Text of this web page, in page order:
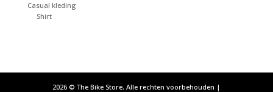
Casual kleding
Shirt
2026© The Bike Store. Alle rechten voorbehouden |